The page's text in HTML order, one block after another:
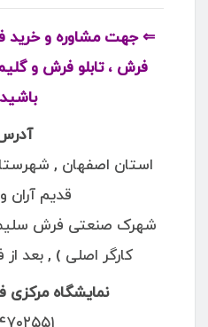
⇐ جهت مشاوره و خرید
فرش ، تابلو فرش و
استان اصفهان ,
قدیم آران
شهرک صنعتی فرش
کارگر اصلی ) , بعد از فرعی ۵ ,
نمایشگاه